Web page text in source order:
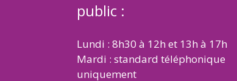
public :
Lundi : 8h30 à 12h et 13h à 17h
Mardi : standard téléphonique
uniquement